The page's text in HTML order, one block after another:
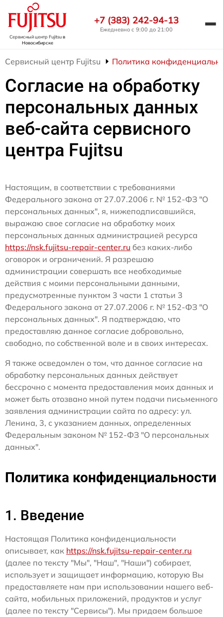
Сервисный центр Fujitsuв
Новосибирске
+7 (383) 242-94-13
Ежедневно с 9:00 до 21:00
Сервисный центр Fujitsu Политика
Согласие на обработку
персональных данных
веб-сайта сервисного
центра Fujitsu
Настоящим, в соответствии с требованиями
Федерального закона от 27.07.2006 г. № 152-ФЗ "О
персональных данных", я, нижеподписавшийся,
выражаю свое согласие на обработку моих
персональных данных администрацией ресурса
https://nsk.fujitsu-repair-center.ru без каких-либо
оговорок и ограничений. Я разрешаю
администрации совершать все необходимые
действия с моими персональными данными,
предусмотренные пунктом 3 части 1 статьи 3
Федерального закона от 27.07.2006 г. № 152-ФЗ "О
персональных данных". Я подтверждаю, что
предоставляю данное согласие добровольно,
свободно, по собственной воле и в своих интересах.
Я также осведомлен о том, что данное согласие на
обработку персональных данных действует
бессрочно с момента предоставления моих данных и
может быть отозвано мной путем подачи письменного
заявления администрации сайта по адресу: ул.
Ленина, 3, с указанием данных, определенных
Федеральным законом № 152-ФЗ "О персональных
данных".
Политика конфиденциальности
1. Введение
Настоящая Политика конфиденциальности
описывает, как https://nsk.fujitsu-repair-center.ru
(далее по тексту "Мы", "Наш", "Наши") собирает,
использует и защищает информацию, которую Вы
предоставляете нам при использовании нашего веб-
сайта, мобильных приложений, продуктов и услуг
(далее по тексту "Сервисы"). Мы придаем большое